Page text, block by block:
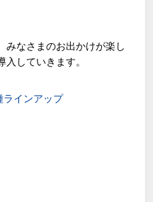
みなさまのお出かけが楽し
入していきます。
ラインアップ